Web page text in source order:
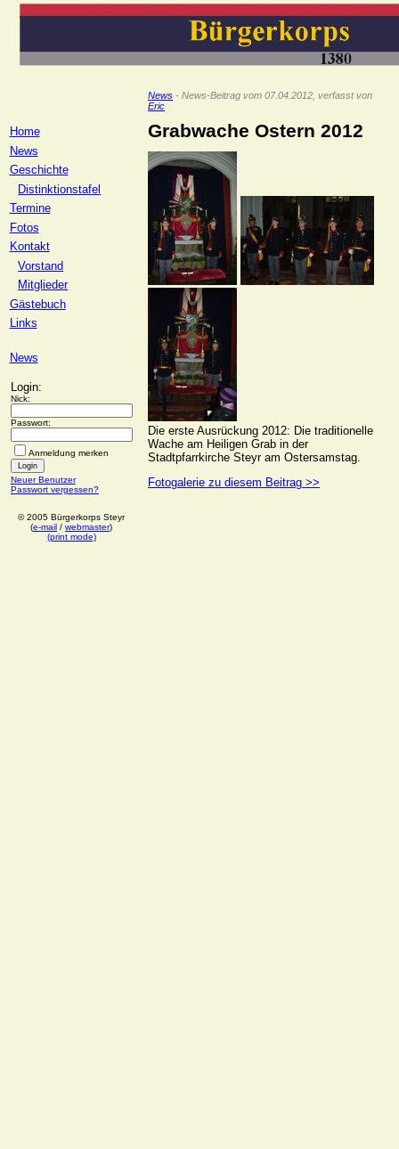
Home
News
Geschichte
Distinktionstafel
Termine
Fotos
Kontakt
Vorstand
Mitglieder
Gästebuch
Links
News
Login:
Nick:
Passwort:
Anmeldung merken
Neuer Benutzer
Passwort vergessen?
© 2005 Bürgerkorps Steyr
(e-mail / webmaster)
(print mode)
News - News-Beitrag vom 07.04.2012, verfasst von
Eric
Grabwache Ostern 2012
Die erste Ausrückung 2012: Die traditionelle
Wache am Heiligen Grab in der
Stadtpfarrkirche Steyr am Ostersamstag.
Fotogalerie zu diesem Beitrag >>